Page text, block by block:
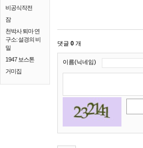
비공식작전
잠
천박사 퇴마 연
구소: 설경의 비
밀
1947 보스톤
거미집
댓글 0 개
이름(닉네임)